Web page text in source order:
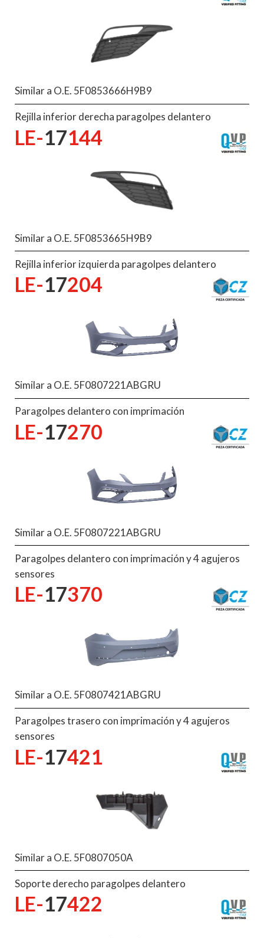
Similar a O.E. 5F0853666H9B9
Rejilla inferior derecha paragolpes delantero
LE-17144
Similar a O.E. 5F0853665H9B9
Rejilla inferior izquierda paragolpes delantero
LE-17204
Similar a O.E. 5F0807221ABGRU
Paragolpes delantero con imprimación
LE-17270
Similar a O.E. 5F0807221ABGRU
Paragolpes delantero con imprimación y 4 agujeros
sensores
LE-17370
Similar a O.E. 5F0807421ABGRU
Paragolpes trasero con imprimación y 4 agujeros
sensores
LE-17421
Similar a O.E. 5F0807050A
Soporte derecho paragolpes delantero
LE-17422